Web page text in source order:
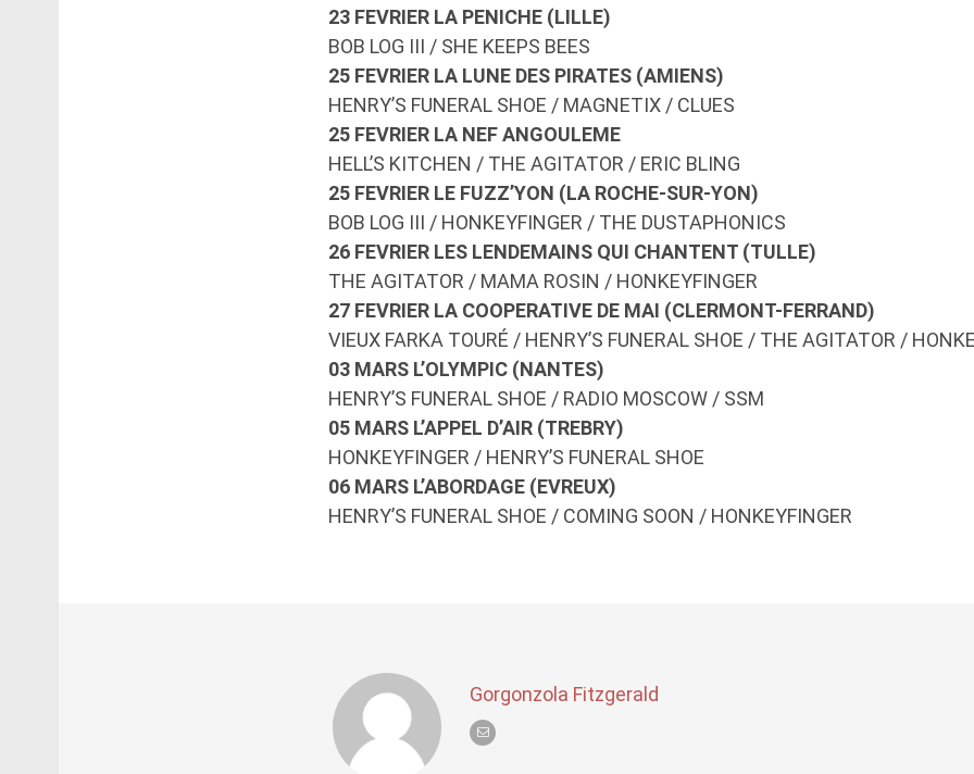
23 FEVRIER LA PENICHE (LILLE)
BOB LOG III / SHE KEEPS BEES
25 FEVRIER LA LUNE DES PIRATES (AMIENS)
HENRY’S FUNERAL SHOE / MAGNETIX / CLUES
25 FEVRIER LA NEF ANGOULEME
HELL’S KITCHEN / THE AGITATOR / ERIC BLING
25 FEVRIER LE FUZZ’YON (LA ROCHE-SUR-YON)
BOB LOG III / HONKEYFINGER / THE DUSTAPHONICS
26 FEVRIER LES LENDEMAINS QUI CHANTENT (TULLE)
THE AGITATOR / MAMA ROSIN / HONKEYFINGER
27 FEVRIER LA COOPERATIVE DE MAI (CLERMONT-FERRAND)
VIEUX FARKA TOURÉ / HENRY’S FUNERAL SHOE / THE AGITATOR /
03 MARS L’OLYMPIC (NANTES)
HENRY’S FUNERAL SHOE / RADIO MOSCOW / SSM
05 MARS L’APPEL D’AIR (TREBRY)
HONKEYFINGER / HENRY’S FUNERAL SHOE
06 MARS L’ABORDAGE (EVREUX)
HENRY’S FUNERAL SHOE / COMING SOON / HONKEYFINGER
Gorgonzola Fitzgerald